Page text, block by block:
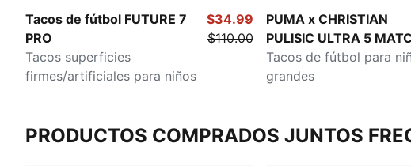
Tacos de fútbol FUTURE 7
PRO
Tacos superficies
firmes/artificiales para niños
$34.99
$110.00
PUMA x CHRISTIAN
PULISIC ULTRA 5
Persiguiendo el sueño
Terreno firme/artificial
Tacos de fútbol para
grandes
PRODUCTOS COMPRADOS JUNTOS